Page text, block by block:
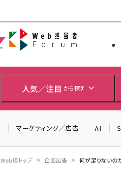
Web担当
人気／注目 から探す
マーケティング／広告 AI
Web担トップ 企画広告 何が足りないの